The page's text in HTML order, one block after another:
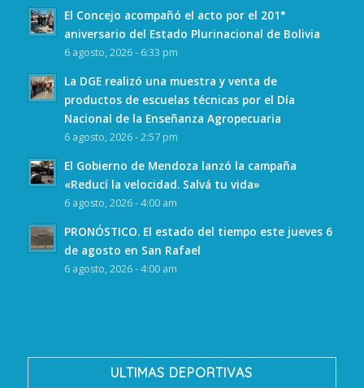
El Concejo acompañó el acto por el 201°
aniversario del Estado Plurinacional de Bolivia
6 agosto, 2026 - 6:33 pm
La DGE realizó una muestra y venta de
productos de escuelas técnicas por el Día
Nacional de la Enseñanza Agropecuaria
6 agosto, 2026 - 2:57 pm
El Gobierno de Mendoza lanzó la campaña
«Reducí la velocidad. Salvá tu vida»
6 agosto, 2026 - 4:00 am
PRONÓSTICO. El estado del tiempo este jueves 6
de agosto en San Rafael
6 agosto, 2026 - 4:00 am
ULTIMAS DEPORTIVAS